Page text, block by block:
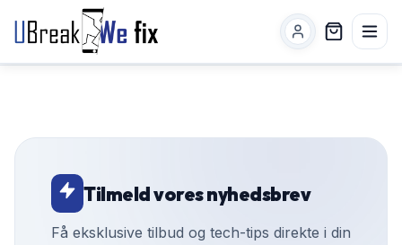
Tilmeld vores nyhedsbrev
Få eksklusive tilbud og tech-tips direkte i din